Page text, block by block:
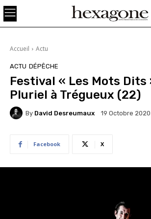
Accueil Actu
ACTU DÉPÊCHE
Festival « Les Mots Dits
Pluriel à Trégueux (22)
By David Desreumaux 19 Octobre 2020
Facebook X